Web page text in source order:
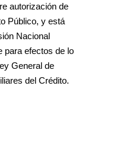
autorización de
Público, y está
Nacional
para efectos de lo
General de
del Crédito.